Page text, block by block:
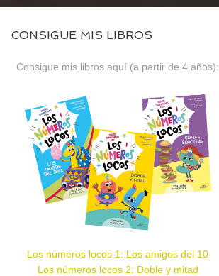
CONSIGUE MIS LIBROS
Consigue mis libros aquí (a partir de 4 años):
Los números locos 1: Los amigos del 10
Los números locos 2: Doble y mitad